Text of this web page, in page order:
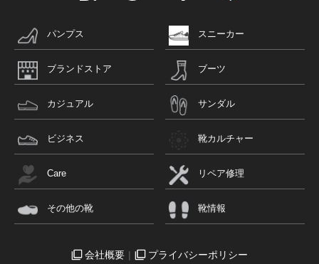
パンプス スニーカー
ブランドストア ブーツ
カジュアル サンダル
ビジネス 靴カルチャー
Care リペア修理
その他の靴 靴情報
会社概要 プライバシーポリシー